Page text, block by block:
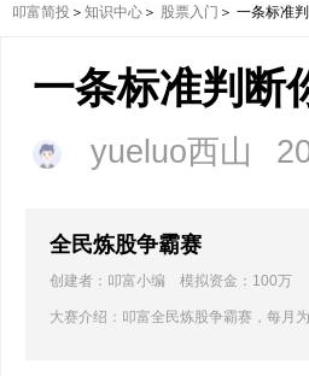
叩富简投 ＞ 知识中心 ＞ 股票入门 ＞ 一条标准
一条标准判断
yueluo西山
全民炼股争霸赛
创建者：叩富小编 模拟资金：100
大赛介绍：叩富全民炼股争霸赛，每月